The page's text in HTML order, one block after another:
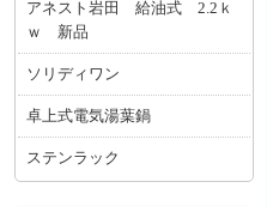
アネスト岩田 給油式 2.2ｋ
ｗ 新品
ソリディワン
卓上式電気湯葉鍋
ステンラック